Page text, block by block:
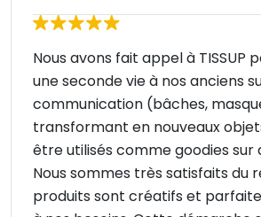
Nous avons fait appel à TISSUP
une seconde vie à nos anciens
communication (bâches,
transformant en nouveaux
être utilisés comme goodies sur
Nous sommes très satisfaits du
produits sont créatifs et